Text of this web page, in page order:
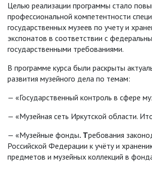
Целью реализации программы стало
профессиональной компетентности
государственных музеев по учету и
экспонатов в соответствии с
государственными требованиями.
В программе курса были раскрыты
развития музейного дела по темам:
— «Государственный контроль в сфере
— «Музейная сеть Иркутской области.
— «Музейные фонды. Требования
Российской Федерации к учёту и
предметов и музейных коллекций в